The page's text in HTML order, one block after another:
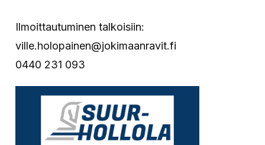
Ilmoittautuminen talkoisiin:
ville.holopainen@jokimaanravit.fi
0440 231 093